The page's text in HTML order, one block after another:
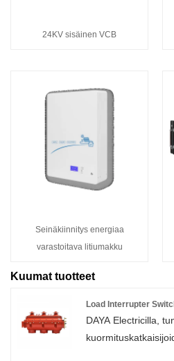
24KV sisäinen VCB
Seinäkiinnitys energiaa
varastoitava litiumakku
Kuumat tuotteet
Load Interrupter
DAYA Electricilla,